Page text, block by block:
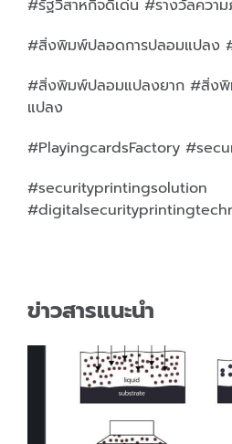
#รัฐวิสาหกิจดีเด่น #รางวัลความ
#สิ่งพิมพ์ปลอดการปลอมแปลง
#สิ่งพิมพ์ปลอมแปลงยาก #สิ่ง
แปลง
#PlayingcardsFactory
#securityprintingsolution
ข่าวสารแนะนำ